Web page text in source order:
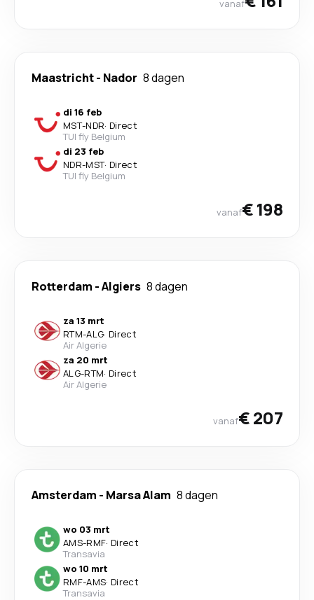
vanaf
Maastricht- Nador 8 dagen
di 16 feb
MST-NDR· Direct
TUI fly Belgium
di 23 feb
NDR-MST· Direct
TUI fly Belgium
vanaf€ 198
Rotterdam -Algiers 8 dagen
za 13 mrt
RTM-ALG· Direct
Air Algerie
za 20 mrt
ALG-RTM· Direct
Air Algerie
vanaf€ 207
Amsterdam - Marsa Alam 8 dagen
wo 03 mrt
AMS-RMF· Direct
Transavia
wo 10 mrt
RMF-AMS· Direct
Transavia